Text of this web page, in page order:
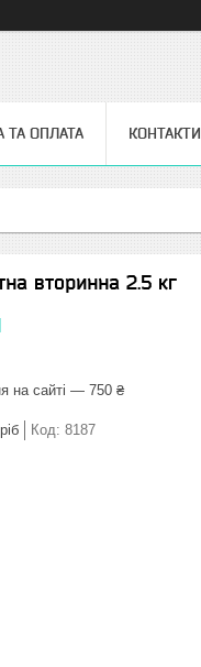
ТА ОПЛАТА КОНТАКТИ
вторинна 2.5 кг
на сайті — 750 ₴
Код: 8187